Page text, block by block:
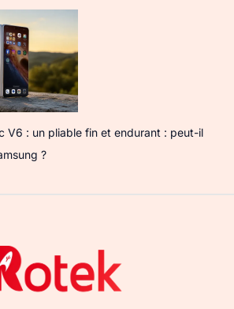
V6 : un pliable fin et endurant : peut-il
?